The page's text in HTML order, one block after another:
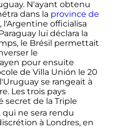
N'ayant obtenu
dans la province de
, l'Argentine officialisa
lui déclara la
le Brésil permettait
le
pour ensuite
de Villa Unión le 20
se rangeait à
Les trois pays
secret de la Triple
qui ne sera rendu
à Londres, en